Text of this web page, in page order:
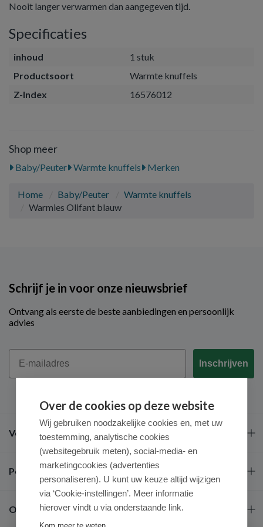
Nooit langer verwarmen dan aangegeven tijd.
Specificaties
inhoud
1 stuk
Productsoort
Warmte knuffels
Z-Index
16576012
Shop meer
Baby/Peuter Warmte knuffels Merken
Home Baby/Peuter
Warmte knuffels
Warmies Olifant blauw
Schrijf je in voor onze nieuwsbrief
Ontvang als eerste de beste aanbiedingen en persoonlijk
advies
Email
Inschrijven
Veel gestelde vragen
Populaire merken
Over ons
Over de cookies op deze website
Wij gebruiken noodzakelijke cookies en, met uw
toestemming, analytische cookies
(websitegebruik meten), social-media- en
marketingcookies (advertenties
personaliseren). U kunt uw keuze altijd wijzigen
via ‘Cookie-instellingen’. Meer informatie
hierover vindt u via onderstaande link.